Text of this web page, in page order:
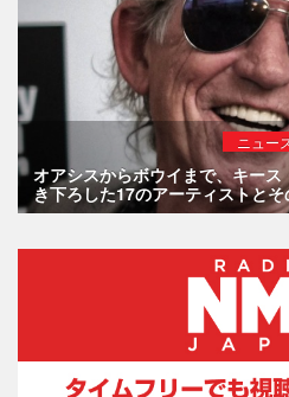
ニュー
オアシスからボウイまで、キー
き下ろした17のアーティストとそ